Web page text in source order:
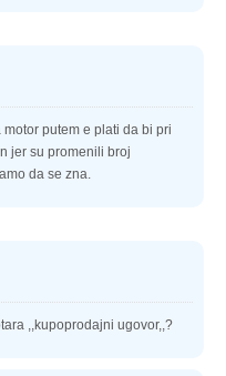
putem e plati da bi pri
jer su promenili broj
da se zna.
,,kupoprodajni ugovor,,?